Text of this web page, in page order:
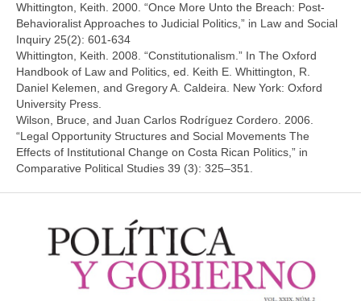
Whittington, Keith. 2000. “Once More Unto the Breach: Post-
Behavioralist Approaches to Judicial Politics,” in Law and Social
Inquiry 25(2): 601-634
Whittington, Keith. 2008. “Constitutionalism.” In The Oxford
Handbook of Law and Politics, ed. Keith E. Whittington, R.
Daniel Kelemen, and Gregory A. Caldeira. New York: Oxford
University Press.
Wilson, Bruce, and Juan Carlos Rodríguez Cordero. 2006.
“Legal Opportunity Structures and Social Movements The
Effects of Institutional Change on Costa Rican Politics,” in
Comparative Political Studies 39 (3): 325–351.